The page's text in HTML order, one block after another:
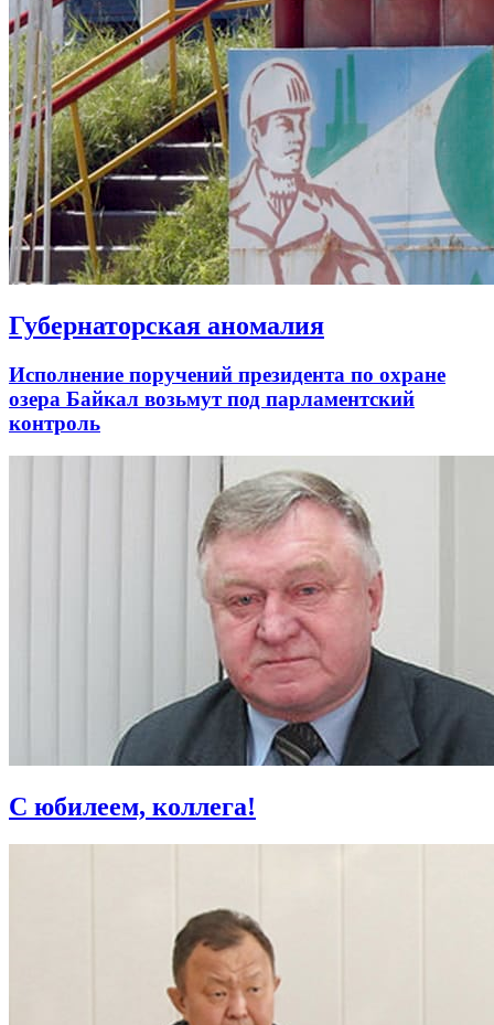
Губернаторская аномалия
Исполнение поручений президента по охране
озера Байкал возьмут под парламентский
контроль
С юбилеем, коллега!